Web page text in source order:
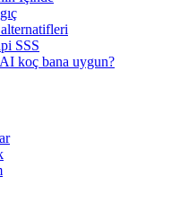
SSS
koç bana uygun?